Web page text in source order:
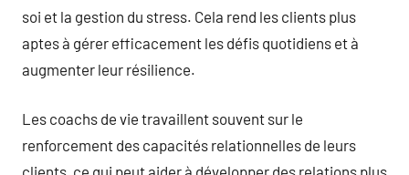
soi et la gestion du stress. Cela rend les clients plus
aptes à gérer efficacement les défis quotidiens et à
augmenter leur résilience.
Les coachs de vie travaillent souvent sur le
renforcement des capacités relationnelles de leurs
clients, ce qui peut aider à développer des relations plus